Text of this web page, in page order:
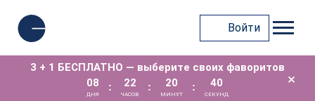
Войти
3 + 1 БЕСПЛАТНО — выберите своих фаворитов
08
ДНЯ
: 22
ЧАСОВ
: 20
МИНУТ
: 40
СЕКУНД
×